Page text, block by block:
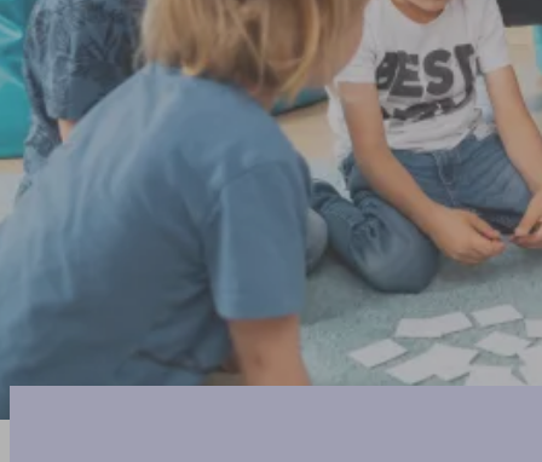
DLA PLACÓWEK
WSPÓŁPRACA AMBASADORKA POMOCE
SKLEP
POMOCE PDF
GOTOWE SCENARIUSZE
NARZĘDZIA I
TERAPEUTYCZNE
KUFEREK TUS NA START
Wszystkie prawa zastrzeżone Pomoce TUS 2026